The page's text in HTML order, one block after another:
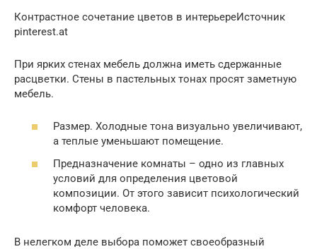
Контрастное сочетание цветов в интерьереИсточник
pinterest.at
При ярких стенах мебель должна иметь сдержанные
расцветки. Стены в пастельных тонах просят заметную
мебель.
Размер. Холодные тона визуально увеличивают,
а теплые уменьшают помещение.
Предназначение комнаты – одно из главных
условий для определения цветовой
композиции. От этого зависит психологический
комфорт человека.
В нелегком деле выбора поможет своеобразный